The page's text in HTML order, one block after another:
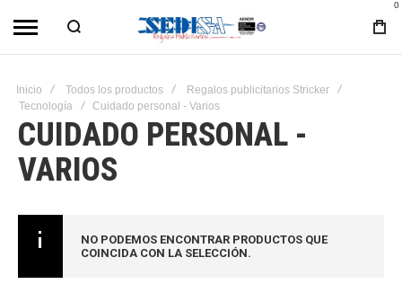
0
Inicio Todos los productos
Regalos publicitarios Stricker
Tecnología
Cuidado personal - Varios
CUIDADO PERSONAL -
VARIOS
NO PODEMOS ENCONTRAR PRODUCTOS QUE
COINCIDA CON LA SELECCIÓN.